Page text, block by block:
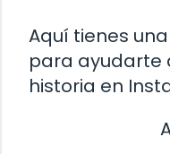
Aquí tienes
para ayudarte
historia en